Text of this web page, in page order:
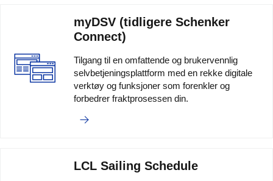
myDSV (tidligere Schenker
Connect)
Tilgang til en omfattende og brukervennlig
selvbetjeningsplattform med en rekke digitale
verktøy og funksjoner som forenkler og
forbedrer fraktprosessen din.
LCL Sailing Schedule